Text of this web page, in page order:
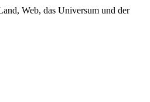
Web, das Universum und der